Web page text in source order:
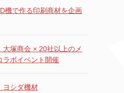
機で作る印刷商材を企画
大塚商会 × 20社以上のメ
ラボイベント開催
シダ機材